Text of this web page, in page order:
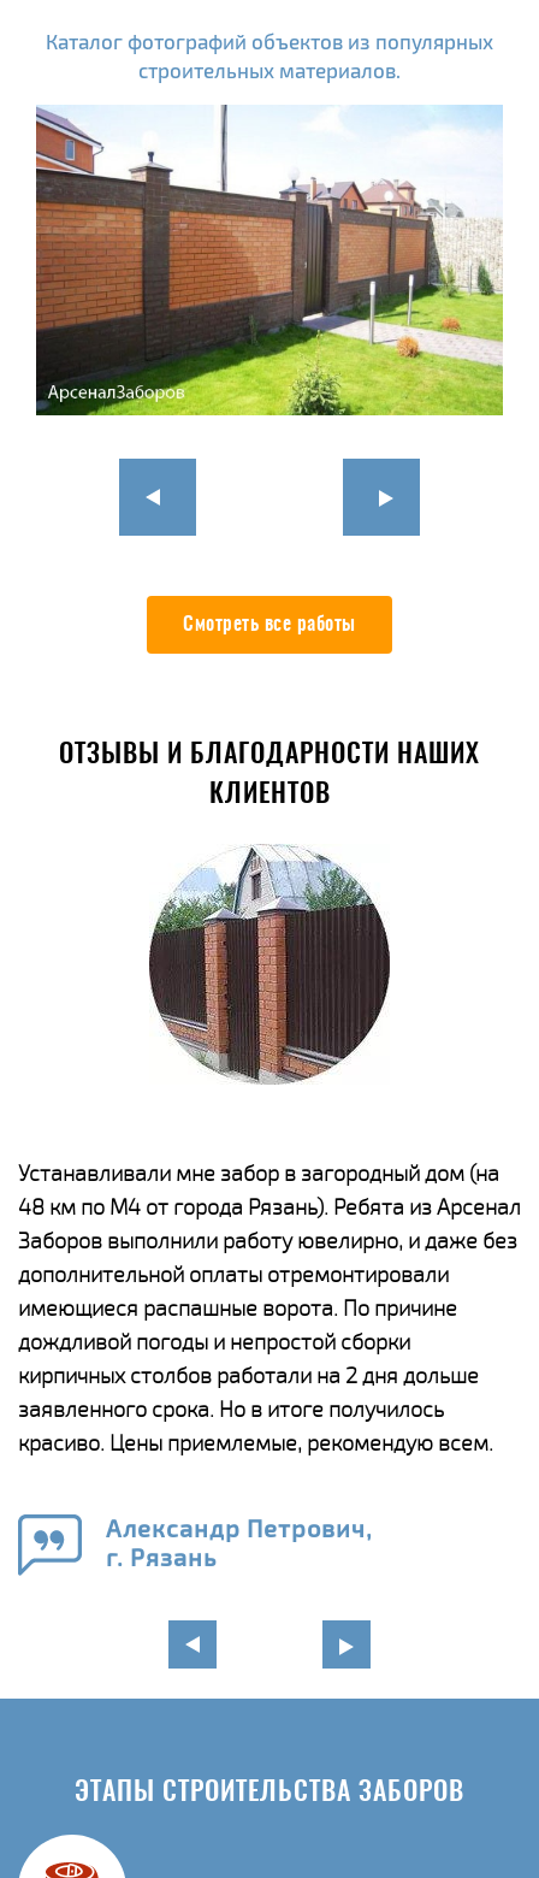
Каталог фотографий объектов из популярных
строительных материалов.
Смотреть все работы
ОТЗЫВЫ И БЛАГОДАРНОСТИ НАШИХ
КЛИЕНТОВ
Устанавливали мне забор в загородный дом (на
48 км по М4 от города Рязань). Ребята из Арсенал
Заборов выполнили работу ювелирно, и даже без
дополнительной оплаты отремонтировали
имеющиеся распашные ворота. По причине
дождливой погоды и непростой сборки
кирпичных столбов работали на 2 дня дольше
заявленного срока. Но в итоге получилось
красиво. Цены приемлемые, рекомендую всем.
Александр Петрович,
г. Рязань
ЭТАПЫ СТРОИТЕЛЬСТВА ЗАБОРОВ